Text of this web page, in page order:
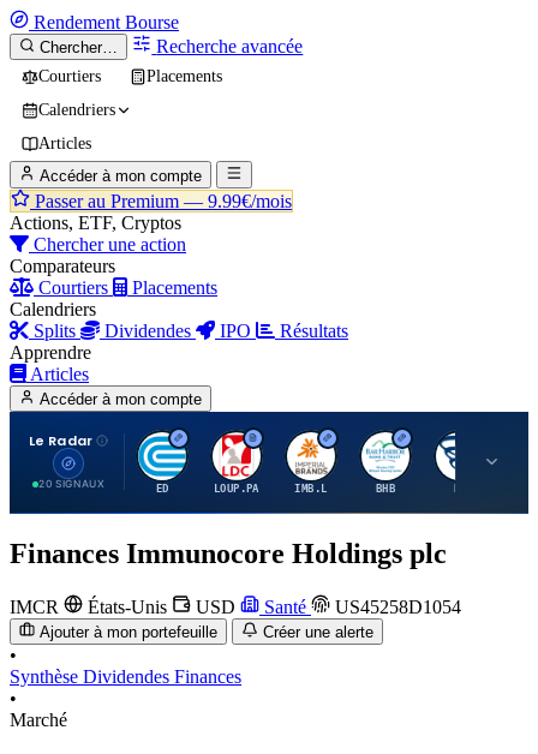
Rendement Bourse
Chercher… Recherche avancée
Courtiers
Placements
Calendriers
Articles
Accéder à mon compte
Passer au Premium — 9.99€/mois
Actions, ETF, Cryptos
Chercher une action
Comparateurs
Courtiers
Placements
Calendriers
Splits
Dividendes IPO
Résultats
Apprendre
Articles
Accéder à mon compte
Le Radar
20 SIGNAUX
C
ED
L
LOUP.PA
I
IMB.L
B
BHB
B
Finances Immunocore Holdings plc
IMCR États-Unis USD Santé US45258D1054
Ajouter à mon portefeuille Créer une alerte
•
Synthèse Dividendes Finances
•
Marché